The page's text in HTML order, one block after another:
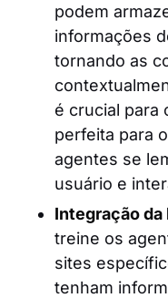
podem
informações
tornando as
é crucial para
perfeita para
agentes se
usuário e
Integração
treine os
sites
tenham